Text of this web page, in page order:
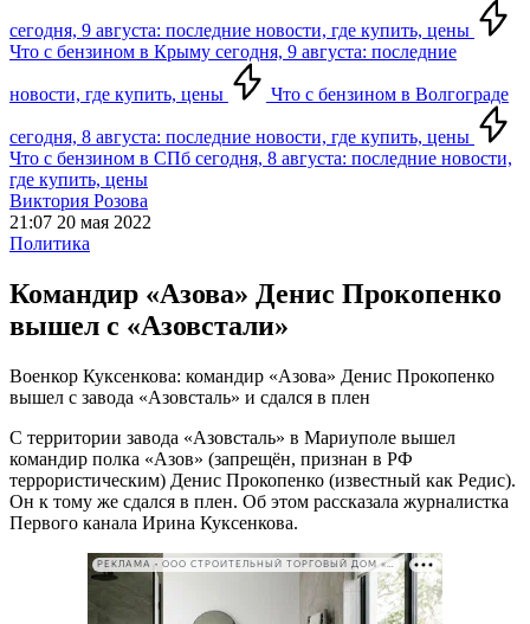
сегодня, 9 августа: последние новости, где купить, цены
Что с бензином в Крыму сегодня, 9 августа: последние
новости, где купить, цены Что с бензином в Волгограде
сегодня, 8 августа: последние новости, где купить, цены
Что с бензином в СПб сегодня, 8 августа: последние новости,
где купить, цены
Виктория Розова
21:07 20 мая 2022
Политика
Командир «Азова» Денис Прокопенко
вышел с «Азовстали»
Военкор Куксенкова: командир «Азова» Денис Прокопенко
вышел с завода «Азовсталь» и сдался в плен
С территории завода «Азовсталь» в Мариуполе вышел
командир полка «Азов» (запрещён, признан в РФ
террористическим) Денис Прокопенко (известный как Редис).
Он к тому же сдался в плен. Об этом рассказала журналистка
Первого канала Ирина Куксенкова.
РЕКЛАМА • ООО СТРОИТЕЛЬНЫЙ ТОРГОВЫЙ ДОМ «ПЕТРОВИЧ». ИНН: 7802348846